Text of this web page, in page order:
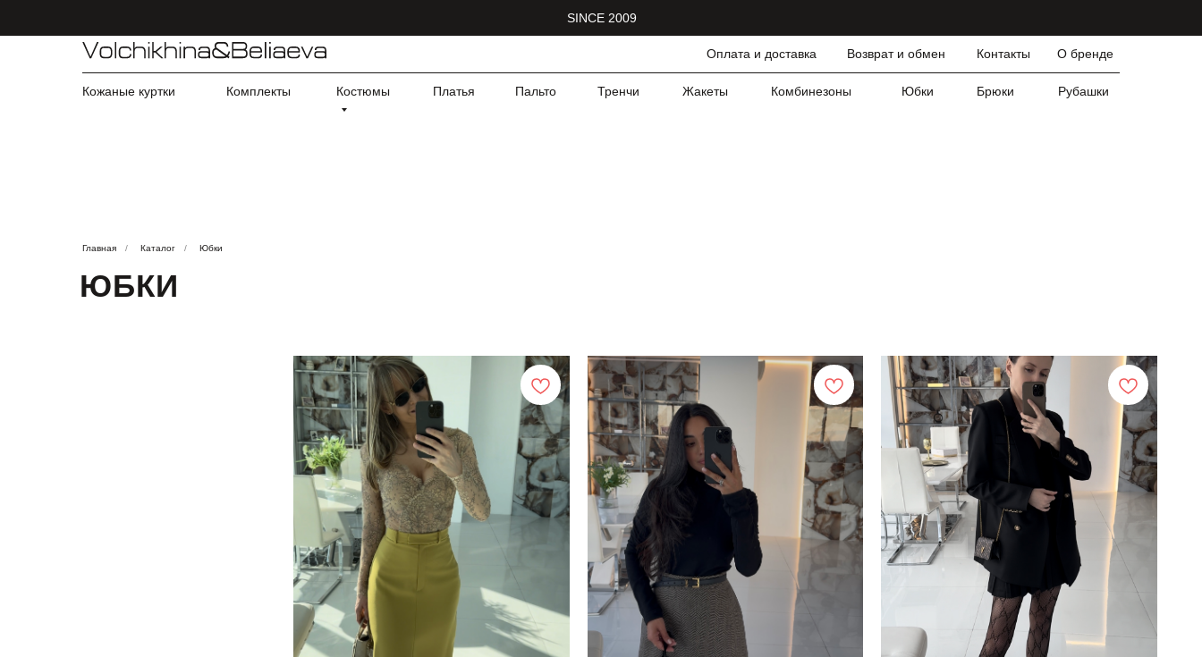
SINCE 2009
Оплата и доставка Контакты
Возврат и обмен О бренде
Кожаные куртки Комплекты Костюмы Платья Пальто Тренчи Жакеты Комбинезоны Юбки Брюки Рубашки
Главная / Каталог / Юбки
ЮБКИ